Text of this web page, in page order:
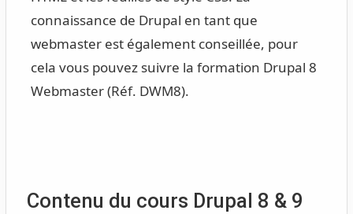
connaissance de Drupal en tant que
webmaster est également conseillée, pour
cela vous pouvez suivre la formation Drupal 8
Webmaster (Réf. DWM8).
Contenu du cours Drupal 8 & 9